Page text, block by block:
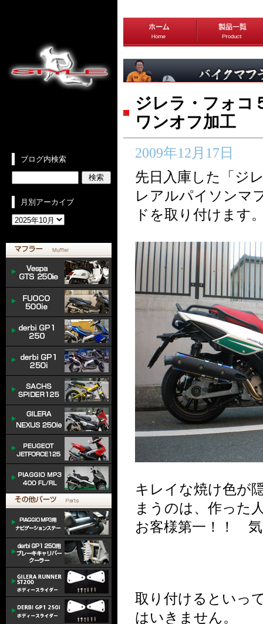
ブログ内検索
月別アーカイブ
ジレラ・フォ
ワンオフ加工
2009年12月17日
先日入庫した「ジ
レアルパイソンマ
ドを取り付けます
キレイな焼け色が
まうのは、作った
お客様第一！！
取り付けるといっ
はいきません。